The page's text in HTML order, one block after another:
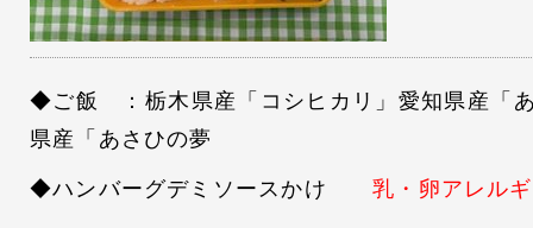
◆ご飯 ：栃木県産「コシヒカリ」愛知県産「
県産「あさひの夢
◆ハンバーグデミソースかけ乳・卵アレル